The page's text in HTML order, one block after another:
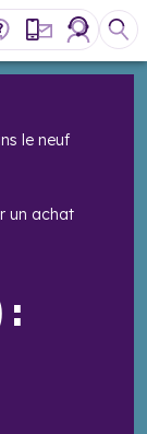
le neuf
un achat